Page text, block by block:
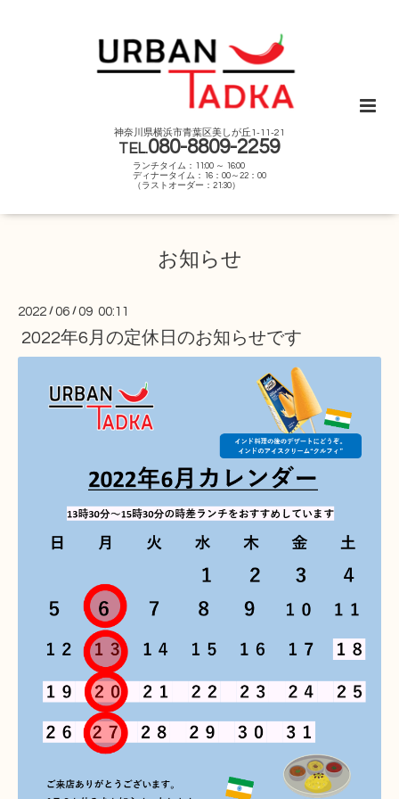
神奈川県横浜市青葉区美しが丘1-11-21
TEL.080-8809-2259
ランチタイム：11:00 ～ 16:00
ディナータイム：16：00～22：00
（ラストオーダー：21:30）
お知らせ
2022 /06 /09 00:11
2022年6月の定休日のお知らせです